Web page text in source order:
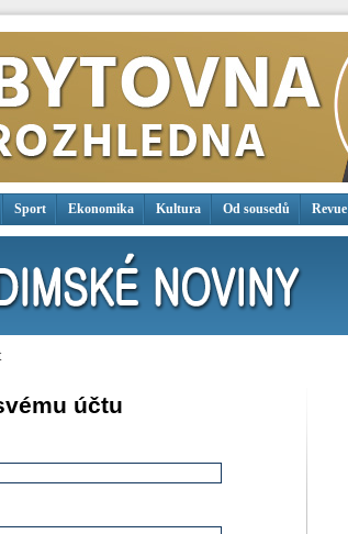
Sport Ekonomika Kultura Od sousedů Revue
účtu